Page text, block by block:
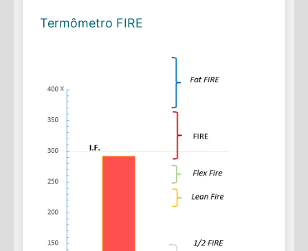
Termômetro FIRE